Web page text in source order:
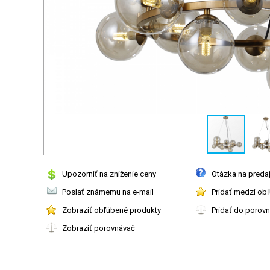
Upozorniť na zníženie ceny
Otázka na
Poslať známemu na e-mail
Pridať medzi
Zobraziť obľúbené produkty
Pridať do
Zobraziť porovnávač